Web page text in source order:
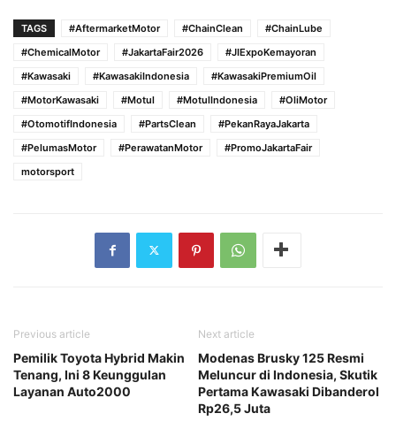
TAGS #AftermarketMotor #ChainClean
#ChainLube
#ChemicalMotor
#JakartaFair2026
#JIExpoKemayoran
#Kawasaki
#KawasakiIndonesia
#KawasakiPremiumOil
#MotorKawasaki
#Motul #MotulIndonesia
#OliMotor
#OtomotifIndonesia
#PartsClean
#PekanRayaJakarta
#PelumasMotor
#PerawatanMotor
#PromoJakartaFair
motorsport
Previous article
Pemilik Toyota Hybrid Makin
Tenang, Ini 8 Keunggulan
Layanan Auto2000
Next article
Modenas Brusky 125 Resmi
Meluncur di Indonesia, Skutik
Pertama Kawasaki Dibanderol
Rp26,5 Juta